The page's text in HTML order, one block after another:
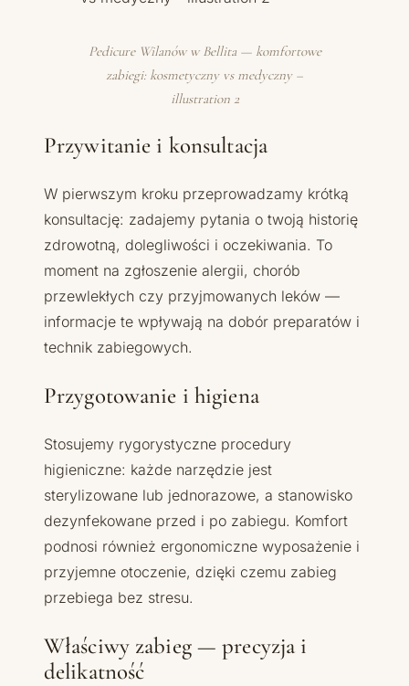
Pedicure Wilanów w Bellita — komfortowe
zabiegi: kosmetyczny vs medyczny –
illustration 2
Przywitanie i konsultacja
W pierwszym kroku przeprowadzamy krótką
konsultację: zadajemy pytania o twoją historię
zdrowotną, dolegliwości i oczekiwania. To
moment na zgłoszenie alergii, chorób
przewlekłych czy przyjmowanych leków —
informacje te wpływają na dobór preparatów i
technik zabiegowych.
Przygotowanie i higiena
Stosujemy rygorystyczne procedury
higieniczne: każde narzędzie jest
sterylizowane lub jednorazowe, a stanowisko
dezynfekowane przed i po zabiegu. Komfort
podnosi również ergonomiczne wyposażenie i
przyjemne otoczenie, dzięki czemu zabieg
przebiega bez stresu.
Właściwy zabieg — precyzja i
delikatność